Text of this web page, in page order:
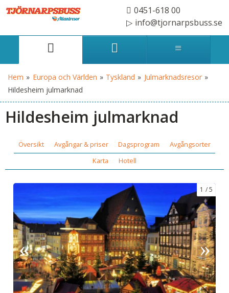
0451-618 00
info@tjornarpsbuss.se
Hem » Europa och Världen » Tyskland » Julmarknadsresor »
Hildesheim julmarknad
Hildesheim julmarknad
Översikt Avgångar & priser Dagsprogram
Avgångsorter
Karta
Hotell
1 5